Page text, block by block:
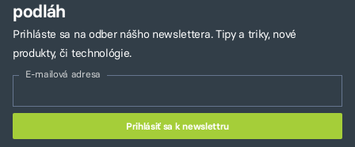
podláh
Prihláste sa na odber nášho newslettera. Tipy a triky, nové
produkty, či technológie.
E-mailová adresa